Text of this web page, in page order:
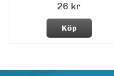
26 kr
Köp